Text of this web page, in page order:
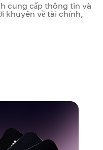
cung cấp thông tin và
khuyên về tài chính,